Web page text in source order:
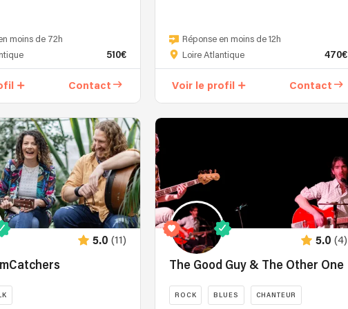
moins de 72h
510€
Contact
trois
passionnés
des
instruments
acoustiques
et
d'une
solide
expérience,
ils
sauront
vous
entraîner
dans
Réponse en moins de 12h
Loire Atlantique
470€
Voir le profil Contact
5.0 (11) 5.0 (4)
The Good Guy & The Other One
ROCK BLUES CHANTEUR